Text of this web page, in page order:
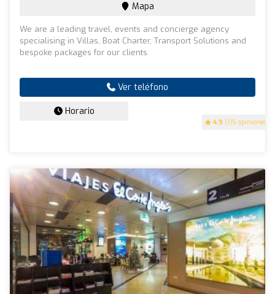
4.9 (115 opiniones)
Mapa
We are a leading travel, events and concierge agency
specialising in Villas, Boat Charter, Transport Solutions and
bespoke packages for our clients.
Ver teléfono
Horario